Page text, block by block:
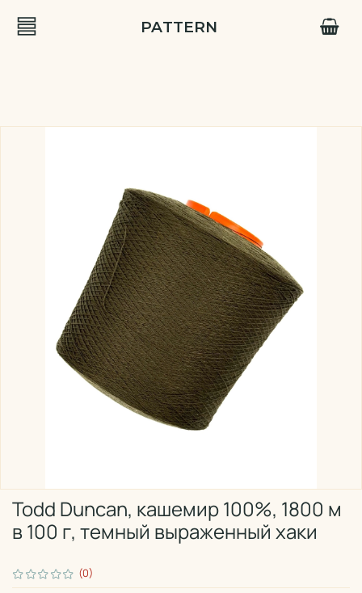
PATTERN
(0)
Todd Dunсan, кашемир 100%, 1800 м
в 100 г, темный выраженный хаки